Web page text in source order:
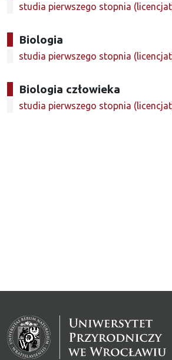
studia pierwszego stopnia
Biologia
studia pierwszego stopnia
Biologia człowieka
studia pierwszego stopnia